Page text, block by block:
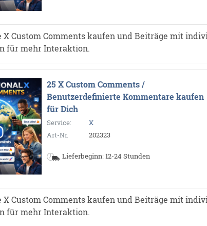
Custom Comments kaufen und Beiträge mit
für mehr Interaktion.
25 X Custom Comments /
Benutzerdefinierte Kommentare kaufen
für Dich
Service:
X
Art-Nr.
202323
Lieferbeginn: 12-24 Stunden
Custom Comments kaufen und Beiträge mit
für mehr Interaktion.